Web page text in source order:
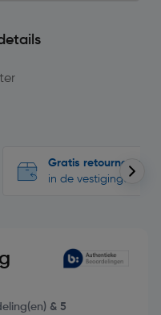
Gratis retourneren
in de vestigingen
& 5